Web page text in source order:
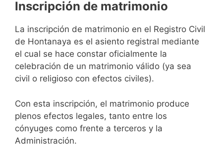
Inscripción de matrimonio
La inscripción de matrimonio en el Registro Civil
de Hontanaya es el asiento registral mediante
el cual se hace constar oficialmente la
celebración de un matrimonio válido (ya sea
civil o religioso con efectos civiles).
Con esta inscripción, el matrimonio produce
plenos efectos legales, tanto entre los
cónyuges como frente a terceros y la
Administración.